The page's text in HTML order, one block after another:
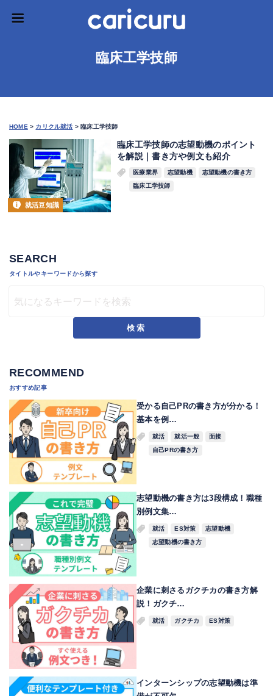
臨床工学技師
HOME > カリクル就活 >臨床工学技師
就活豆知識
臨床工学技師の志望動機のポイント
を解説｜書き方や例文も紹介
医療業界 志望動機
志望動機の書き方
臨床工学技師
SEARCH
タイトルやキーワードから探す
検索
RECOMMEND
おすすめ記事
受かる自己PRの書き方が分かる！
基本を例…
就活 就活一般
面接
自己PRの書き方
志望動機の書き方は3段構成！職種
別例文集…
就活 ES対策
志望動機
志望動機の書き方
企業に刺さるガクチカの書き方解
説！ガクチ…
就活 ガクチカ ES対策
インターンシップの志望動機は準